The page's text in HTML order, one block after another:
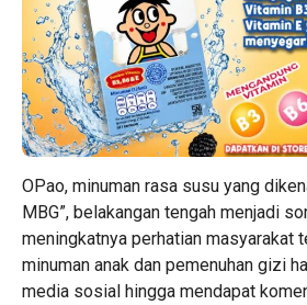
OPao, minuman rasa susu yang
MBG”, belakangan tengah menjadi
meningkatnya perhatian masyarakat
minuman anak dan pemenuhan gizi
media sosial hingga mendapat